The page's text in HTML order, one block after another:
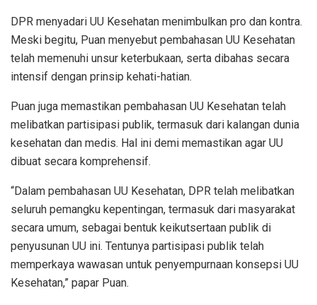
DPR menyadari UU Kesehatan menimbulkan pro dan kontra.
Meski begitu, Puan menyebut pembahasan UU Kesehatan
telah memenuhi unsur keterbukaan, serta dibahas secara
intensif dengan prinsip kehati-hatian.
Puan juga memastikan pembahasan UU Kesehatan telah
melibatkan partisipasi publik, termasuk dari kalangan dunia
kesehatan dan medis. Hal ini demi memastikan agar UU
dibuat secara komprehensif.
“Dalam pembahasan UU Kesehatan, DPR telah melibatkan
seluruh pemangku kepentingan, termasuk dari masyarakat
secara umum, sebagai bentuk keikutsertaan publik di
penyusunan UU ini. Tentunya partisipasi publik telah
memperkaya wawasan untuk penyempurnaan konsepsi UU
Kesehatan,” papar Puan.